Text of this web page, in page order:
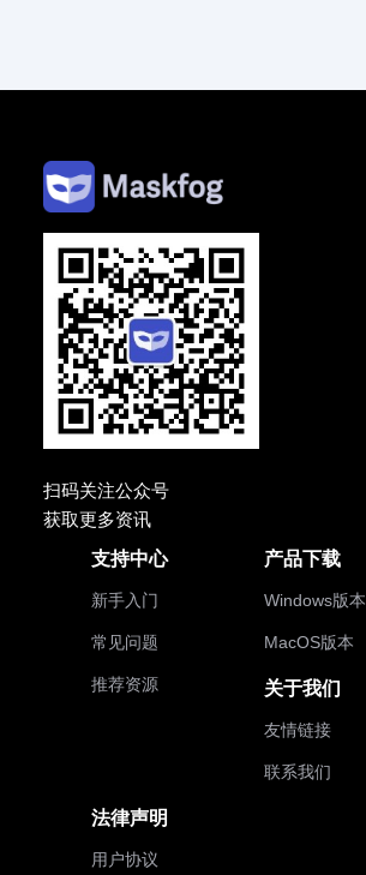
扫码关注公众号
获取更多资讯
支持中心
新手入门
常见问题
推荐资源
产品下载
Windows版本
MacOS版本
关于我们
友情链接
联系我们
法律声明
用户协议